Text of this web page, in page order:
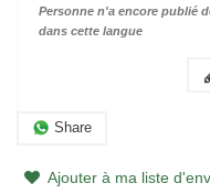
Personne n'a encore publié
dans cette langue
Share
Ajouter à ma liste